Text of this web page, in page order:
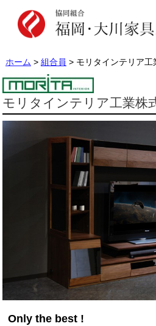
ホーム > 組合員 > モリタインテリア工
モリタインテリア工業株
Only the best !